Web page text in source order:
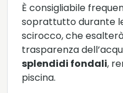
È consigliabile
soprattutto durante
scirocco, che
trasparenza
splendidi fondali,
piscina.